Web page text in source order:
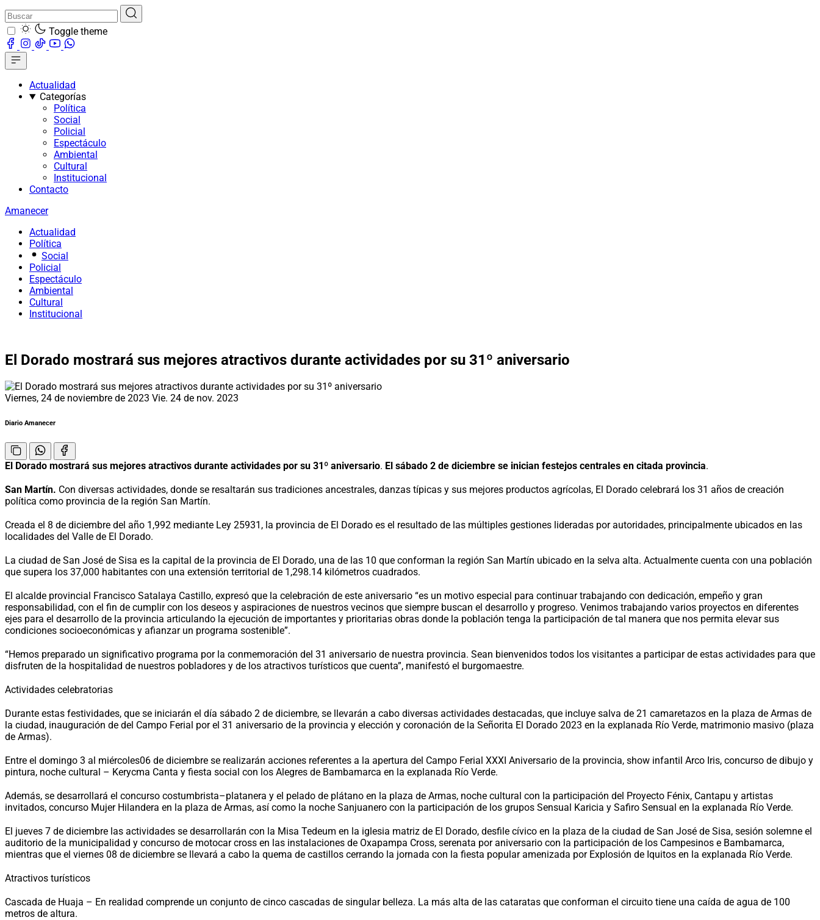
Toggle theme
Actualidad
Categorías
Política
Social
Policial
Espectáculo
Ambiental
Cultural
Institucional
Contacto
Amanecer
Actualidad
Política
Social
Policial
Espectáculo
Ambiental
Cultural
Institucional
El Dorado mostrará sus mejores atractivos durante actividades por su 31º aniversario
Viernes, 24 de noviembre de 2023 Vie. 24 de nov. 2023
Diario Amanecer
El Dorado mostrará sus mejores atractivos durante actividades por su 31º aniversario. El sábado 2 de diciembre se inician festejos centrales en citada provincia.
San Martín. Con diversas actividades, donde se resaltarán sus tradiciones ancestrales, danzas típicas y sus mejores productos agrícolas, El Dorado celebrará los 31 años de creación
política como provincia de la región San Martín.
Creada el 8 de diciembre del año 1,992 mediante Ley 25931, la provincia de El Dorado es el resultado de las múltiples gestiones lideradas por autoridades, principalmente ubicados en las
localidades del Valle de El Dorado.
La ciudad de San José de Sisa es la capital de la provincia de El Dorado, una de las 10 que conforman la región San Martín ubicado en la selva alta. Actualmente cuenta con una población
que supera los 37,000 habitantes con una extensión territorial de 1,298.14 kilómetros cuadrados.
El alcalde provincial Francisco Satalaya Castillo, expresó que la celebración de este aniversario “es un motivo especial para continuar trabajando con dedicación, empeño y gran
responsabilidad, con el fin de cumplir con los deseos y aspiraciones de nuestros vecinos que siempre buscan el desarrollo y progreso. Venimos trabajando varios proyectos en diferentes
ejes para el desarrollo de la provincia articulando la ejecución de importantes y prioritarias obras donde la población tenga la participación de tal manera que nos permita elevar sus
condiciones socioeconómicas y afianzar un programa sostenible”.
“Hemos preparado un significativo programa por la conmemoración del 31 aniversario de nuestra provincia. Sean bienvenidos todos los visitantes a participar de estas actividades para que
disfruten de la hospitalidad de nuestros pobladores y de los atractivos turísticos que cuenta”, manifestó el burgomaestre.
Actividades celebratorias
Durante estas festividades, que se iniciarán el día sábado 2 de diciembre, se llevarán a cabo diversas actividades destacadas, que incluye salva de 21 camaretazos en la plaza de Armas de
la ciudad, inauguración de del Campo Ferial por el 31 aniversario de la provincia y elección y coronación de la Señorita El Dorado 2023 en la explanada Río Verde, matrimonio masivo (plaza
de Armas).
Entre el domingo 3 al miércoles06 de diciembre se realizarán acciones referentes a la apertura del Campo Ferial XXXI Aniversario de la provincia, show infantil Arco Iris, concurso de dibujo y
pintura, noche cultural – Kerycma Canta y fiesta social con los Alegres de Bambamarca en la explanada Río Verde.
Además, se desarrollará el concurso costumbrista–platanera y el pelado de plátano en la plaza de Armas, noche cultural con la participación del Proyecto Fénix, Cantapu y artistas
invitados, concurso Mujer Hilandera en la plaza de Armas, así como la noche Sanjuanero con la participación de los grupos Sensual Karicia y Safiro Sensual en la explanada Río Verde.
El jueves 7 de diciembre las actividades se desarrollarán con la Misa Tedeum en la iglesia matriz de El Dorado, desfile cívico en la plaza de la ciudad de San José de Sisa, sesión solemne el
auditorio de la municipalidad y concurso de motocar cross en las instalaciones de Oxapampa Cross, serenata por aniversario con la participación de los Campesinos e Bambamarca,
mientras que el viernes 08 de diciembre se llevará a cabo la quema de castillos cerrando la jornada con la fiesta popular amenizada por Explosión de Iquitos en la explanada Río Verde.
Atractivos turísticos
Cascada de Huaja – En realidad comprende un conjunto de cinco cascadas de singular belleza. La más alta de las cataratas que conforman el circuito tiene una caída de agua de 100
metros de altura.